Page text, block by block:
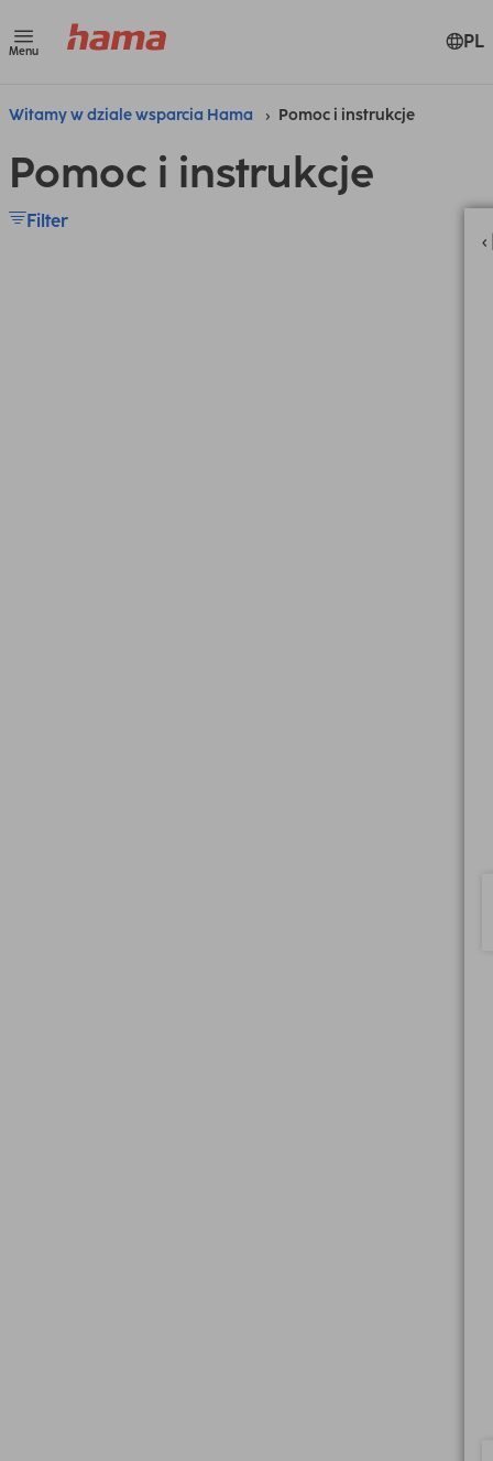
Menu PL
Witamy w dziale wsparcia Hama Pomoc i instrukcje
Pomoc i instrukcje
Filter